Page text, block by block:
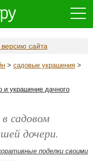
сайта
> садовые украшения >
и украшение дачного
садовом
дочери.
поделки своими